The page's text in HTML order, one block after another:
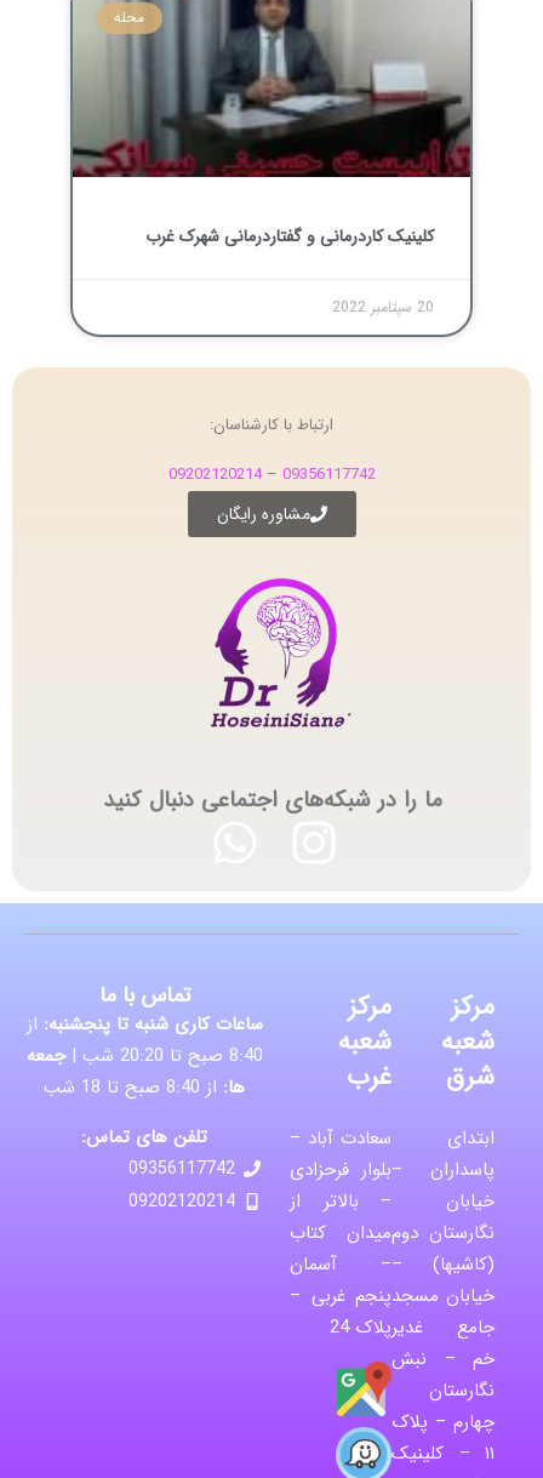
محله
کلینیک کاردرمانی و گفتاردرمانی شهرک غرب
20 سپتامبر 2022
ارتباط با کارشناسان:
09356117742
–
09202120214
مشاوره رایگان
ما را در شبکه‌های اجتماعی دنبال کنید
مرکز
شعبه
شرق
ابتدای
پاسداران –
خیابان
نگارستان دوم
(کاشیها) –
خیابان مسجد
جامع غدیر
خم – نبش
نگارستان
چهارم – پلاک
۱۱ – کلینیک
مرکز
شعبه
غرب
سعادت آباد –
بلوار فرحزادی
– بالاتر از
میدان کتاب
– آسمان
پنجم غربی –
پلاک 24
تماس با ما
ساعات کاری شنبه تا پنجشنبه: از
8:40 صبح تا 20:20 شب |
جمعه
ها: از 8:40 صبح تا 18 شب
تلفن های تماس:
09356117742
09202120214